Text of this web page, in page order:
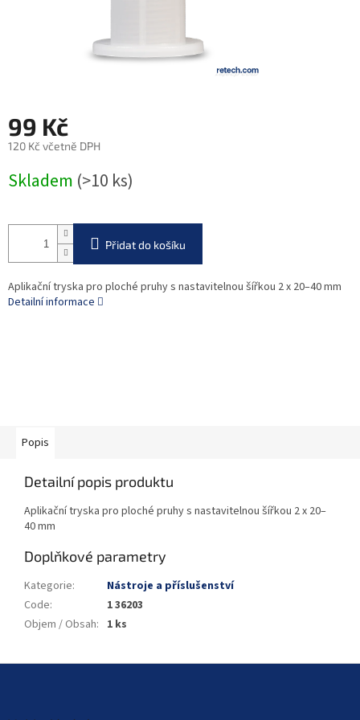
99 Kč
120 Kč včetně DPH
cena:
Skladem (>10 ks)
Přidat do košíku
Aplikační tryska pro ploché pruhy s nastavitelnou šířkou 2 x 20–40 mm
Detailní informace
Popis
Detailní popis produktu
Aplikační tryska pro ploché pruhy s nastavitelnou šířkou 2 x 20–
40 mm
Doplňkové parametry
Kategorie:
Nástroje a příslušenství
Code:
1 36203
Objem / Obsah: 1 ks